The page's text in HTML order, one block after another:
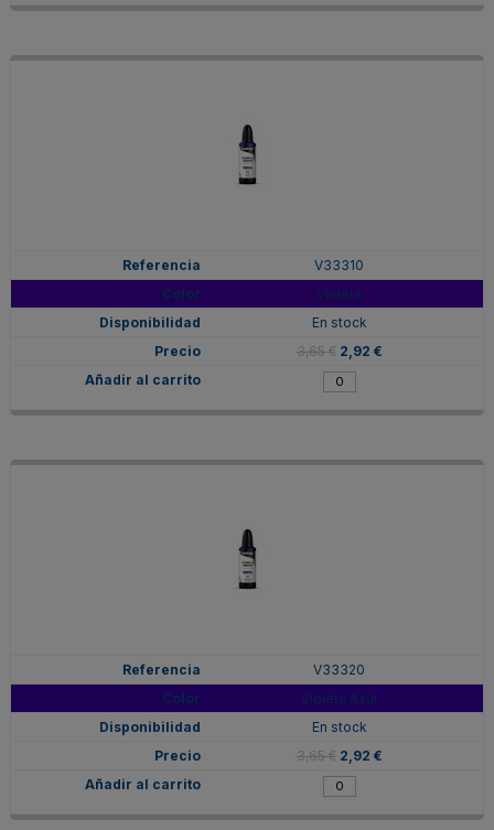
V33310
Violeta
En stock
3,65 € 2,92 €
V33320
Violeta Azul
En stock
3,65 € 2,92 €